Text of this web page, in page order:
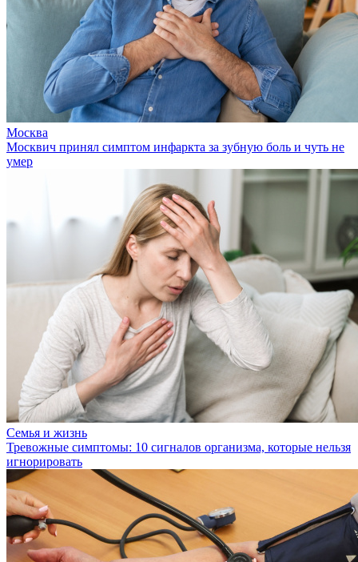
Москва
Москвич принял симптом инфаркта за зубную боль и чуть не
умер
Семья и жизнь
Тревожные симптомы: 10 сигналов организма, которые нельзя
игнорировать